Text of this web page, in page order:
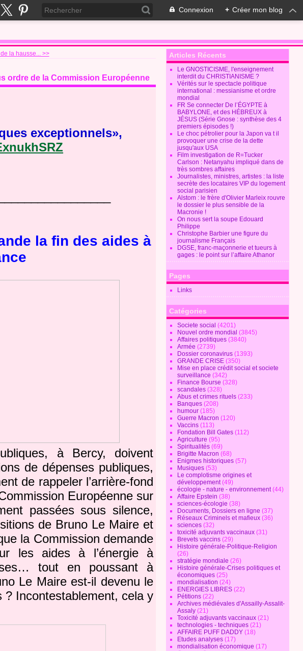
Connexion + Créer mon blog
la hausse... >>
ordre de la Commission Européenne
exceptionnels»,
la fin des aides à
à Bercy, doivent
de dépenses publiques,
de rappeler l’arrière-fond
Européenne sur
passées sous silence,
de Bruno Le Maire et
la Commission demande
les aides à l’énergie à
tout en poussant à
Le Maire est-il devenu le
? Incontestablement, cela y
Articles Récents
Le GNOSTICISME, l'enseignement
interdit du CHRISTIANISME ?
Vérités sur le spectacle politique
international : messianisme et ordre
mondial
FR Se connecter De l’ÉGYPTE à
BABYLONE, et des HÉBREUX à
JÉSUS (Série Gnose : synthèse des 4
premiers épisodes !)
Le choc pétrolier pour la Japon va t il
provoquer une crise de la dette
jusqu'aux USA
Film investigation de R=Tucker
Carlson : Netanyahu impliqué dans de
très sombres affaires
Journalistes, ministres, artistes : la liste
secrète des locataires VIP du logement
social parisien
Alstom : le frère d'Olivier Marleix rouvre
le dossier le plus sensible de la
Macronie !
On nous sert la soupe Edouard
Philippe
Christophe Barbier une figure du
journalisme Français
DGSE, franc-maçonnerie et tueurs à
gages : le point sur l’affaire Athanor
Pages
Links
Catégories
Societe social (4201)
Nouvel ordre mondial (3845)
Affaires politiques (3840)
Armée (2739)
Dossier coronavirus (1393)
GRANDE CRISE (350)
Mise en place crédit social et societe
surveillance (342)
Finance Bourse (328)
scandales (328)
Abus et crimes rituels (233)
Banques (208)
humour (185)
Guerre Macron (120)
Vaccins (113)
Fondation Bill Gates (112)
Agriculture (95)
Spiritualités (69)
Brigitte Macron (68)
Enigmes historiques (57)
Musiques (53)
Le complotisme origines et
développement(49)
écologie - nature - environnement(44)
Affaire Epstein (38)
sciences-écologie (38)
Documents, Dossiers en ligne (37)
Réseaux Criminels et mafieux (36)
sciences (32)
toxicité adjuvants vaccinaux (31)
Brevets vaccins (29)
Histoire générale-Politique-Religion
(26)
stratégie mondiale (26)
Histoire générale-Crises politiques et
économiques (25)
mondialisation (24)
ENERGIES LIBRES (22)
Pétitions (22)
Archives médiévales d'Assailly-Assalit-
Assaly (21)
Toxicité adjuvants vaccinaux (21)
technologies - techniques (21)
AFFAIRE PUFF DADDY (18)
Etudes analyses (17)
mondialisation économique (17)